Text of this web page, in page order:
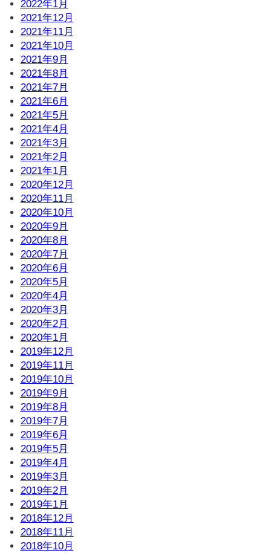
2022年1月
2021年12月
2021年11月
2021年10月
2021年9月
2021年8月
2021年7月
2021年6月
2021年5月
2021年4月
2021年3月
2021年2月
2021年1月
2020年12月
2020年11月
2020年10月
2020年9月
2020年8月
2020年7月
2020年6月
2020年5月
2020年4月
2020年3月
2020年2月
2020年1月
2019年12月
2019年11月
2019年10月
2019年9月
2019年8月
2019年7月
2019年6月
2019年5月
2019年4月
2019年3月
2019年2月
2019年1月
2018年12月
2018年11月
2018年10月